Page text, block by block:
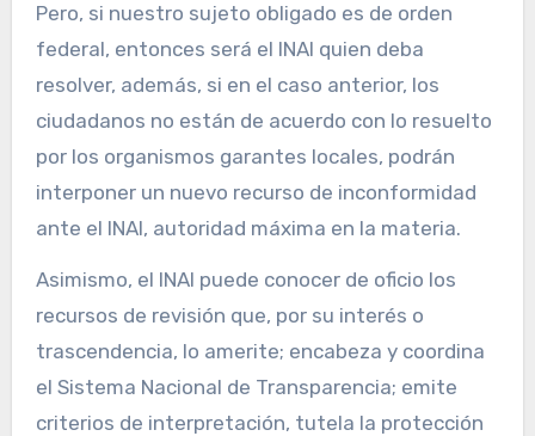
Pero, si nuestro sujeto obligado es de orden
federal, entonces será el INAI quien deba
resolver, además, si en el caso anterior, los
ciudadanos no están de acuerdo con lo resuelto
por los organismos garantes locales, podrán
interponer un nuevo recurso de inconformidad
ante el INAI, autoridad máxima en la materia.
Asimismo, el INAI puede conocer de oficio los
recursos de revisión que, por su interés o
trascendencia, lo amerite; encabeza y coordina
el Sistema Nacional de Transparencia; emite
criterios de interpretación, tutela la protección